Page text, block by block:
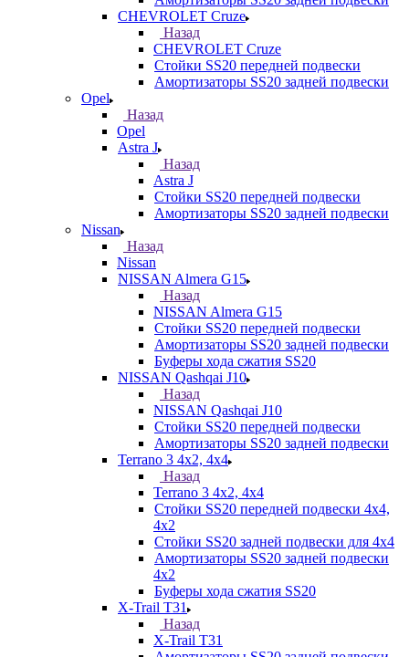
CHEVROLET Cruze
Назад
CHEVROLET Cruze
Стойки SS20 передней подвески
Амортизаторы SS20 задней подвески
Opel
Назад
Opel
Astra J
Назад
Astra J
Стойки SS20 передней подвески
Амортизаторы SS20 задней подвески
Nissan
Назад
Nissan
NISSAN Almera G15
Назад
NISSAN Almera G15
Стойки SS20 передней подвески
Амортизаторы SS20 задней подвески
Буферы хода сжатия SS20
NISSAN Qashqai J10
Назад
NISSAN Qashqai J10
Стойки SS20 передней подвески
Амортизаторы SS20 задней подвески
Terrano 3 4х2, 4х4
Назад
Terrano 3 4х2, 4х4
Стойки SS20 передней подвески 4х4,
4x2
Стойки SS20 задней подвески для 4х4
Амортизаторы SS20 задней подвески
4х2
Буферы хода сжатия SS20
X-Trail T31
Назад
X-Trail T31